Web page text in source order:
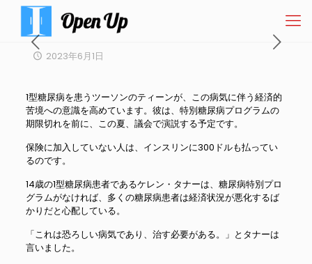
2023年6月1日
1型糖尿病を患うツーソンのティーンが、この病気に伴う経済的
苦境への意識を高めています。彼は、特別糖尿病プログラムの
期限切れを前に、この夏、議会で演説する予定です。
保険に加入していない人は、インスリンに300ドルも払ってい
るのです。
14歳の1型糖尿病患者であるケレン・タナーは、糖尿病特別プロ
グラムがなければ、多くの糖尿病患者は経済状況が悪化するば
かりだと心配している。
「これは恐ろしい病気であり、治す必要がある。」とタナーは
言いました。